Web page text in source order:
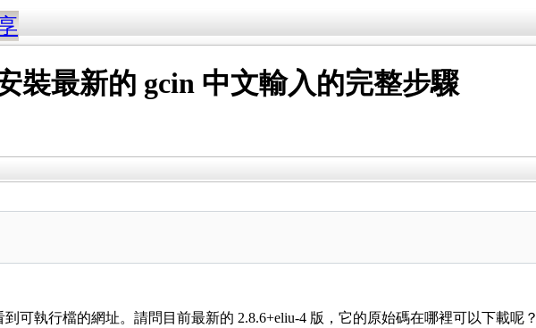
裝最新的 gcin 中文輸入的完整步驟
可執行檔的網址。請問目前最新的 2.8.6+eliu-4 版，它的原始碼在哪裡可以下載呢？